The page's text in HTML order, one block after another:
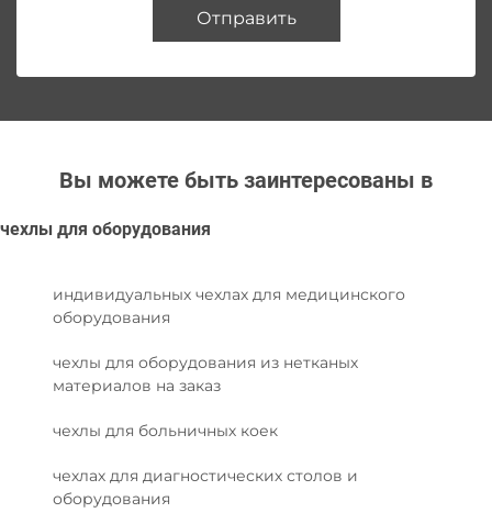
Отправить
Вы можете быть заинтересованы в
чехлы для оборудования
индивидуальных чехлах для медицинского
оборудования
чехлы для оборудования из нетканых
материалов на заказ
чехлы для больничных коек
чехлах для диагностических столов и
оборудования